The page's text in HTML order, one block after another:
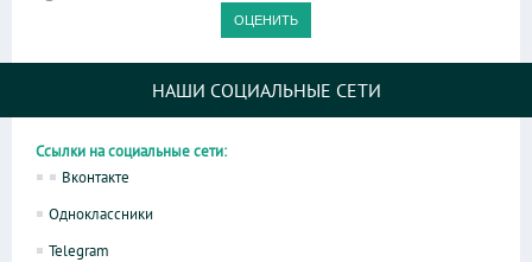
НАШИ СОЦИАЛЬНЫЕ СЕТИ
Ссылки на социальные сети:
Вконтакте
Одноклассники
Telegram